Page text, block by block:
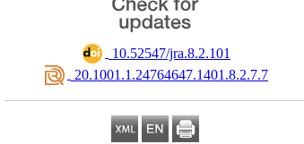
‎ 10.52547/jra.8.2.101
‎ 20.1001.1.24764647.1401.8.2.7.7